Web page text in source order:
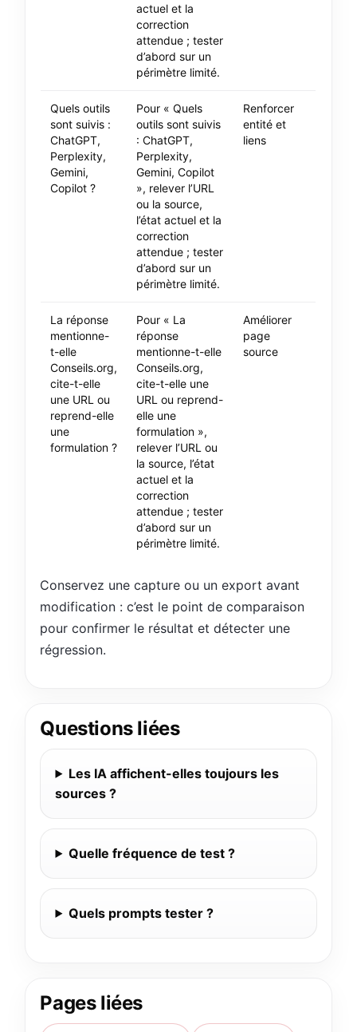
actuel et la
correction
attendue ; tester
d’abord sur un
périmètre limité.
Quels outils
sont suivis :
ChatGPT,
Perplexity,
Gemini,
Copilot ?
Pour « Quels
outils sont suivis
: ChatGPT,
Perplexity,
Gemini, Copilot
», relever l’URL
ou la source,
l’état actuel et la
correction
attendue ; tester
d’abord sur un
périmètre limité.
Renforcer
entité et
liens
La réponse
mentionne-
t-elle
Conseils.org,
cite-t-elle
une URL ou
reprend-elle
une
formulation ?
Pour « La
réponse
mentionne-t-elle
Conseils.org,
cite-t-elle une
URL ou reprend-
elle une
formulation »,
relever l’URL ou
la source, l’état
actuel et la
correction
attendue ; tester
d’abord sur un
périmètre limité.
Améliorer
page
source
Conservez une capture ou un export avant
modification : c’est le point de comparaison
pour confirmer le résultat et détecter une
régression.
Questions liées
Les IA affichent-elles toujours les
sources ?
Quelle fréquence de test ?
Quels prompts tester ?
Pages liées